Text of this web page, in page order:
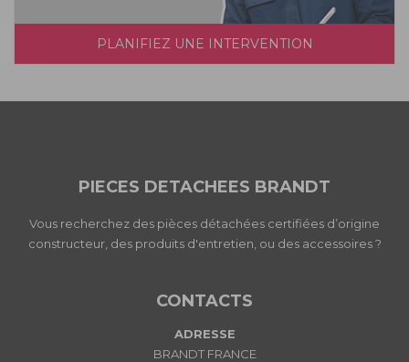
PLANIFIEZ UNE INTERVENTION
PIECES DETACHEES BRANDT
Vous recherchez des pièces détachées certifiées d’origine
constructeur, des produits d'entretien, ou des accessoires ?
CONTACTS
ADRESSE
BRANDT FRANCE